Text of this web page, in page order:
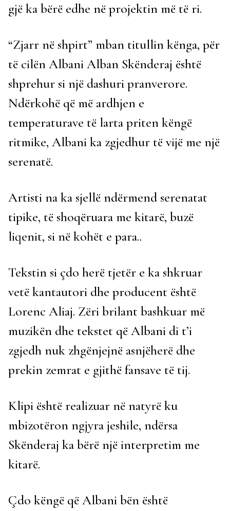
gjë ka bërë edhe në projektin më të ri.
“Zjarr në shpirt” mban titullin kënga, për
të cilën Albani Alban Skënderaj është
shprehur si një dashuri pranverore.
Ndërkohë që më ardhjen e
temperaturave të larta priten këngë
ritmike, Albani ka zgjedhur të vijë me një
serenatë.
Artisti na ka sjellë ndërmend serenatat
tipike, të shoqëruara me kitarë, buzë
liqenit, si në kohët e para..
Tekstin si çdo herë tjetër e ka shkruar
vetë kantautori dhe producent është
Lorenc Aliaj. Zëri brilant bashkuar më
muzikën dhe tekstet që Albani di t’i
zgjedh nuk zhgënjejnë asnjëherë dhe
prekin zemrat e gjithë fansave të tij.
Klipi është realizuar në natyrë ku
mbizotëron ngjyra jeshile, ndërsa
Skënderaj ka bërë një interpretim me
kitarë.
Çdo këngë që Albani bën është